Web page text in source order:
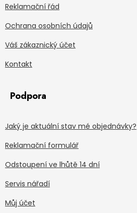
Reklamační řád
Ochrana osobních údajů
Váš zákaznický účet
Kontakt
Podpora
Jaký je aktuální stav mé objednávky?
Reklamační formulář
Odstoupení ve lhůtě 14 dní
Servis nářadí
Můj účet